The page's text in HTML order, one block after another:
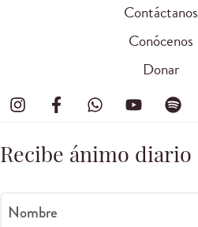
Contáctanos
Conócenos
Donar
Recibe ánimo diario
Nombre